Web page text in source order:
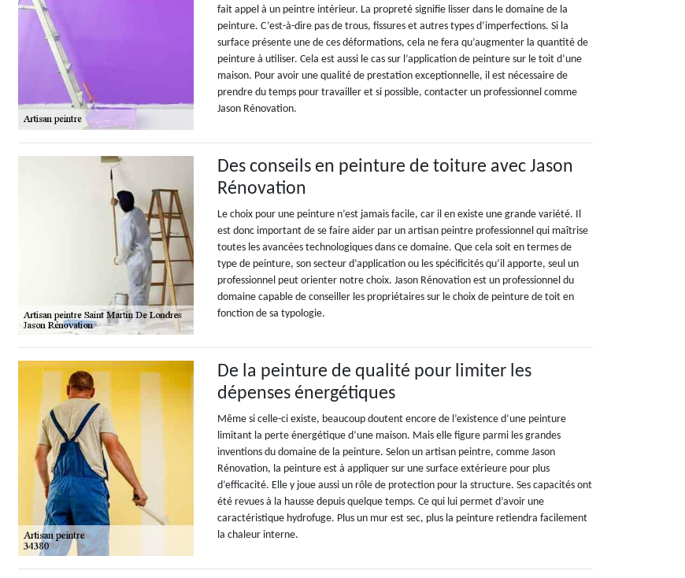
fait appel à un peintre intérieur. La propreté signifie lisser dans le domaine de la
peinture. C’est-à-dire pas de trous, fissures et autres types d’imperfections. Si la
surface présente une de ces déformations, cela ne fera qu’augmenter la quantité de
peinture à utiliser. Cela est aussi le cas sur l’application de peinture sur le toit d’une
maison. Pour avoir une qualité de prestation exceptionnelle, il est nécessaire de
prendre du temps pour travailler et si possible, contacter un professionnel comme
Jason Rénovation.
Des conseils en peinture de toiture avec Jason
Rénovation
Le choix pour une peinture n’est jamais facile, car il en existe une grande variété. Il
est donc important de se faire aider par un artisan peintre professionnel qui maîtrise
toutes les avancées technologiques dans ce domaine. Que cela soit en termes de
type de peinture, son secteur d’application ou les spécificités qu’il apporte, seul un
professionnel peut orienter notre choix. Jason Rénovation est un professionnel du
domaine capable de conseiller les propriétaires sur le choix de peinture de toit en
fonction de sa typologie.
De la peinture de qualité pour limiter les
dépenses énergétiques
Même si celle-ci existe, beaucoup doutent encore de l’existence d’une peinture
limitant la perte énergétique d’une maison. Mais elle figure parmi les grandes
inventions du domaine de la peinture. Selon un artisan peintre, comme Jason
Rénovation, la peinture est à appliquer sur une surface extérieure pour plus
d’efficacité. Elle y joue aussi un rôle de protection pour la structure. Ses capacités ont
été revues à la hausse depuis quelque temps. Ce qui lui permet d’avoir une
caractéristique hydrofuge. Plus un mur est sec, plus la peinture retiendra facilement
la chaleur interne.